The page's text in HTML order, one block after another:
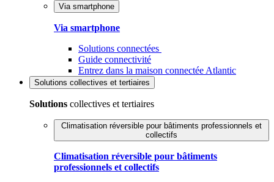
Via smartphone
Via smartphone
Solutions connectées
Guide connectivité
Entrez dans la maison connectée Atlantic
Solutions collectives et tertiaires
Solutions collectives et tertiaires
Climatisation réversible pour bâtiments professionnels et
collectifs
Climatisation réversible pour bâtiments
professionnels et collectifs